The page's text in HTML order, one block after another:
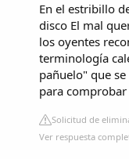
En el estribillo
disco El mal
los oyentes
terminología
pañuelo" que
para
Solicitud de
Ver respuesta